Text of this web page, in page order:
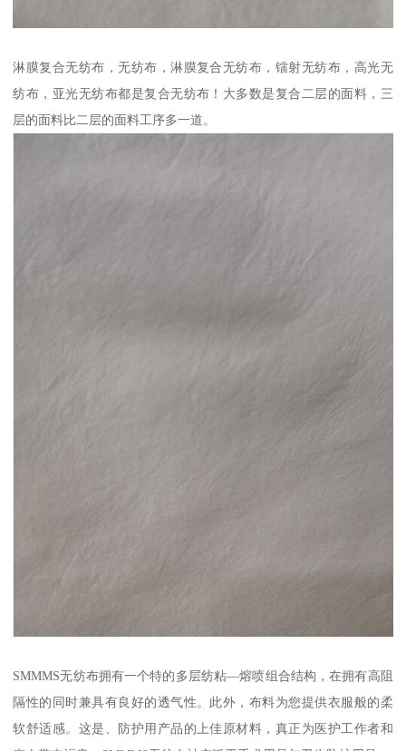
淋膜复合无纺布，无纺布，淋膜复合无纺布，镭射无纺布，高光无
纺布，亚光无纺布都是复合无纺布！大多数是复合二层的面料，三
层的面料比二层的面料工序多一道。
SMMMS无纺布拥有一个特的多层纺粘—熔喷组合结构，在拥有高阻
隔性的同时兼具有良好的透气性。此外，布料为您提供衣服般的柔
软舒适感。这是、防护用产品的上佳原材料，真正为医护工作者和